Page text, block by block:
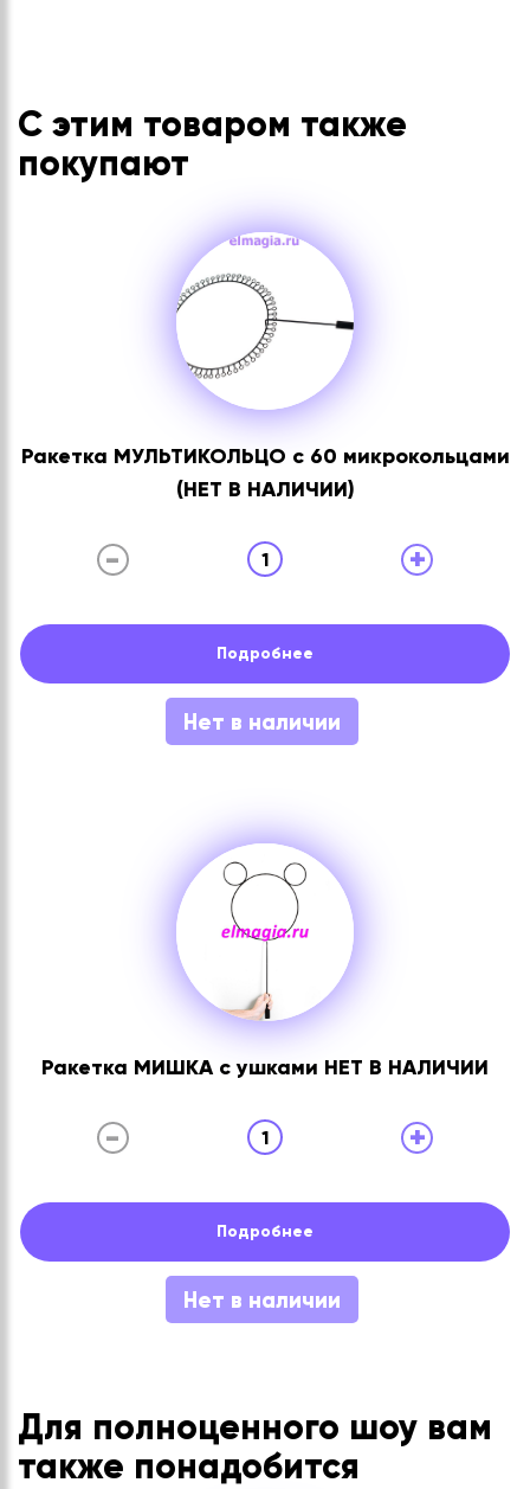
С этим товаром также
покупают
Ракетка МУЛЬТИКОЛЬЦО с 60 микрокольцами
(НЕТ В НАЛИЧИИ)
- 1 +
Подробнее
Нет в наличии
Ракетка МИШКА с ушками НЕТ В НАЛИЧИИ
- 1 +
Подробнее
Нет в наличии
Для полноценного шоу вам
также понадобится